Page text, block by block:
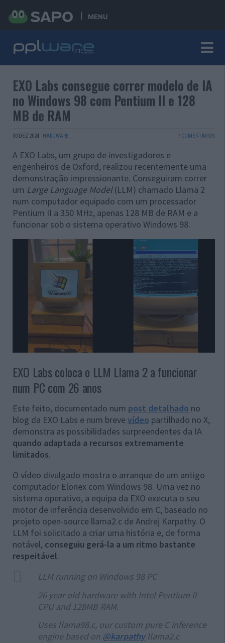
MENU
EXO Labs consegue correr modelo de IA
no Windows 98 com Pentium II e 128
MB de RAM
30 DEZ 2024 · HARDWARE 7 COMENTÁRIOS
A EXO Labs, um grupo de investigadores e
engenheiros de Oxford, realizou recentemente uma
demonstração impressionante. Conseguiram correr
um Large Language Model(LLM) chamado Llama 2
num computador equipado com um processador
Pentium II a 350 MHz, apenas 128 MB de RAM e a
funcionar sob o sistema operativo Windows 98.
EXO Labs coloca o LLM Llama 2 a funcionar
num PC com 26 anos
Este feito, documentado num post detalhado no
blog da EXO Labs e num brevevídeo partilhado no X,
demonstra as possibilidades surpreendentes da IA
quando adaptada a recursos extremamente
limitados.
O vídeo divulgado mostra o arranque de um antigo
computador Elonex com Windows 98. Uma vez no
sistema operativo, a equipa da EXO executa o seu
motor de inferência desenvolvido em C, baseado no
projeto open-source llama2.c de Andrej Karpathy. O
LLM foi solicitado a criar uma história e, de forma
notável, conseguiu gerá-la a um ritmo bastante
respeitável.
LLM running on Windows 98 PC
26 year old hardware with Intel Pentium II
CPU and 128MB RAM.
Uses llama98.c, our custom pure C inference
engine based on @karpathyllama2.c